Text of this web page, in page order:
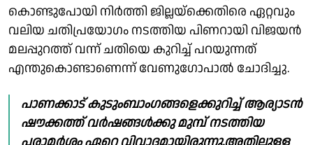
കൊണ്ടുപോയി നിർത്തി ജില്ലയ്‌ക്കെതിരെ ഏറ്റവും
വലിയ ചതിപ്രയോഗം നടത്തിയ പിണറായി വിജയൻ
മലപ്പുറത്ത് വന്ന് ചതിയെ കുറിച്ച് പറയുന്നത്
എന്തുകൊണ്ടാണെന്ന് വേണുഗോപാൽ ചോദിച്ചു.
പാണക്കാട് കുടുംബാംഗങ്ങളെക്കുറിച്ച് ആര്യാടൻ
ഷൗക്കത്ത് വർഷങ്ങൾക്കു മുമ്പ് നടത്തിയ
പരാമർശം ഏറെ വിവാദമായിരുന്നു.അതിലുള്ള